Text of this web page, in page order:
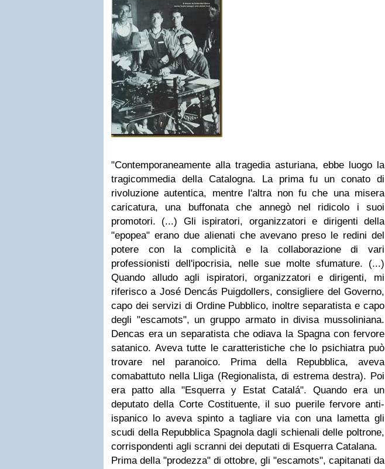
"Contemporaneamente alla tragedia asturiana, ebbe luogo la
tragicommedia della Catalogna. La prima fu un conato di
rivoluzione autentica, mentre l'altra non fu che una misera
caricatura, una buffonata che annegò nel ridicolo i suoi
promotori. (...) Gli ispiratori, organizzatori e dirigenti della
"epopea" erano due alienati che avevano preso le redini del
potere con la complicità e la collaborazione di vari
professionisti dell'ipocrisia, nelle sue molte sfumature. (...)
Quando alludo agli ispiratori, organizzatori e dirigenti, mi
riferisco a José Dencás Puigdollers, consigliere del Governo,
capo dei servizi di Ordine Pubblico, inoltre separatista e capo
degli "escamots", un gruppo armato in divisa mussoliniana.
Dencas era un separatista che odiava la Spagna con fervore
satanico. Aveva tutte le caratteristiche che lo psichiatra può
trovare nel paranoico. Prima della Repubblica, aveva
comabattuto nella Lliga (Regionalista, di estrema destra). Poi
era patto alla "Esquerra y Estat Catalá". Quando era un
deputato della Corte Costituente, il suo puerile fervore anti-
ispanico lo aveva spinto a tagliare via con una lametta gli
scudi della Repubblica Spagnola dagli schienali delle poltrone,
corrispondenti agli scranni dei deputati di Esquerra Catalana.
Prima della "prodezza" di ottobre, gli "escamots", capitanati da